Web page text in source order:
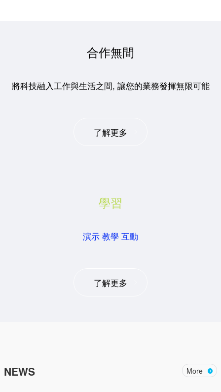
合作無間
將科技融入工作與生活之間, 讓您的業務發揮無限可能
了解更多
學習
演示 教學 互動
了解更多
NEWS More